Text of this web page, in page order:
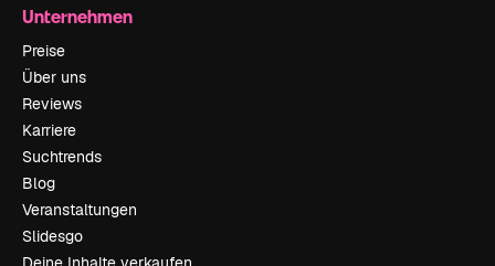
Unternehmen
Preise
Über uns
Reviews
Karriere
Suchtrends
Blog
Veranstaltungen
Slidesgo